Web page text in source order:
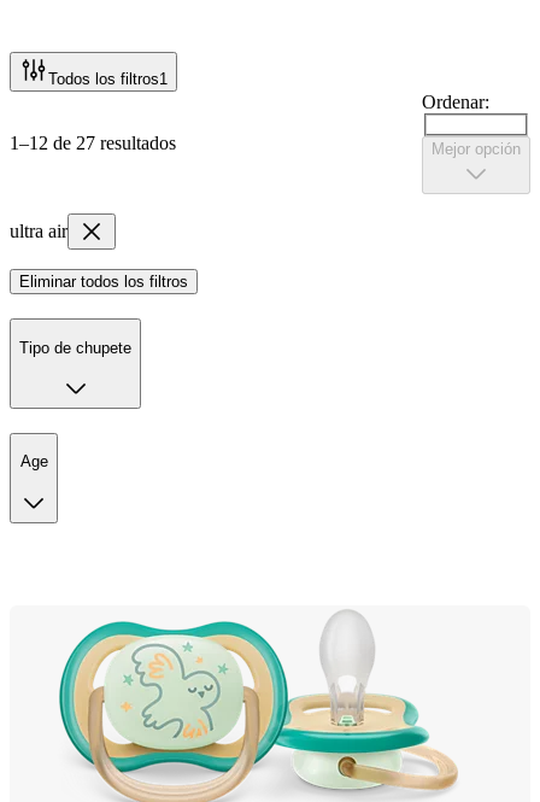
Todos los filtros1
1–12 de 27 resultados
Ordenar:
Mejor opción
ultra air
Eliminar todos los filtros
Tipo de chupete
Age